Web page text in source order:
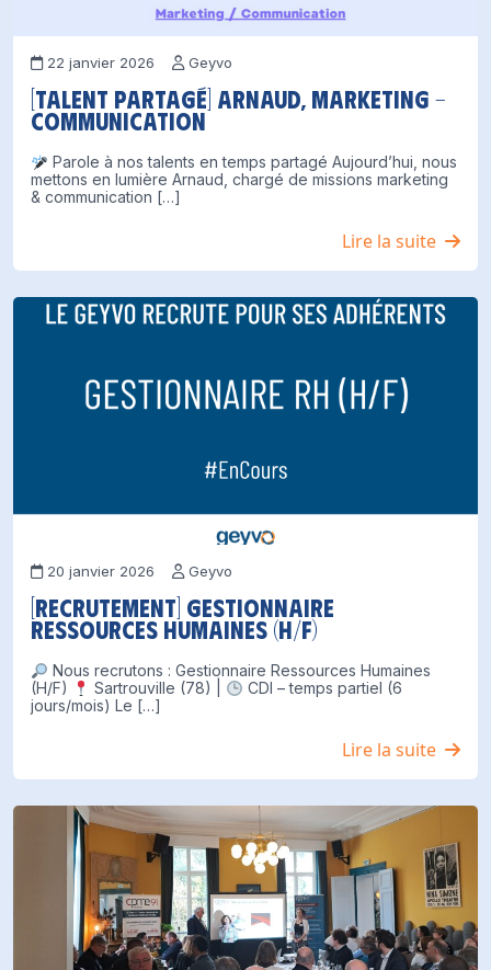
22 janvier 2026 Geyvo
[Talent partagé] Arnaud, Marketing –
Communication
Parole à nos talents en temps partagé Aujourd’hui, nous
mettons en lumière Arnaud, chargé de missions marketing
& communication […]
Lire la suite
20 janvier 2026 Geyvo
[Recrutement] Gestionnaire
Ressources Humaines (H/F)
Nous recrutons : Gestionnaire Ressources Humaines
(H/F)
Sartrouville (78) |
CDI – temps partiel (6
jours/mois) Le […]
Lire la suite